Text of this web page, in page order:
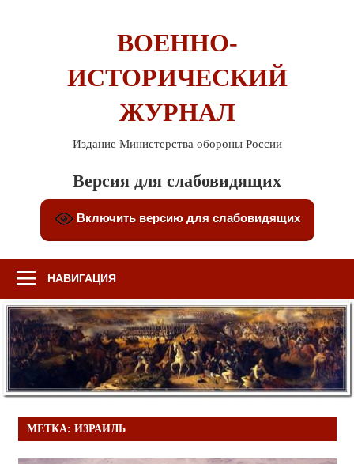
ВОЕННО-
ИСТОРИЧЕСКИЙ
ЖУРНАЛ
Издание Министерства обороны России
Версия для слабовидящих
Включить версию для слабовидящих
НАВИГАЦИЯ
МЕТКА: ИЗРАИЛЬ